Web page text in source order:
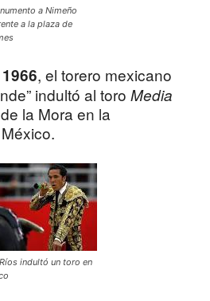
a Nimeño
a la plaza de
, el torero mexicano
indultó al toro Media
la Mora en la
indultó un toro en